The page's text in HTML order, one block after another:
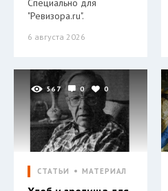
Специально для
"Ревизора.ru".
6 августа 2026
567 0 0
СТАТЬИ МАТЕРИАЛ